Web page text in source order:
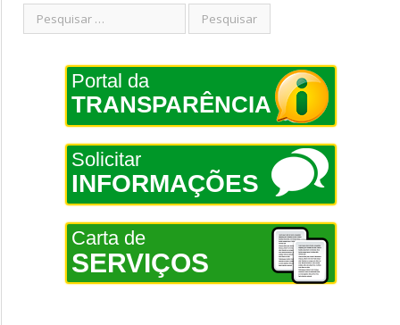
Portal da
TRANSPARÊNCIA
Solicitar
INFORMAÇÕES
Carta de
SERVIÇOS